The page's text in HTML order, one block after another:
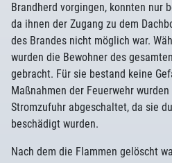
Brandherd vorgingen, konnten nur
da ihnen der Zugang zu dem
des Brandes nicht möglich war.
wurden die Bewohner des
gebracht. Für sie bestand keine
Maßnahmen der Feuerwehr
Stromzufuhr abgeschaltet, da sie
beschädigt wurden.
Nach dem die Flammen gelöscht